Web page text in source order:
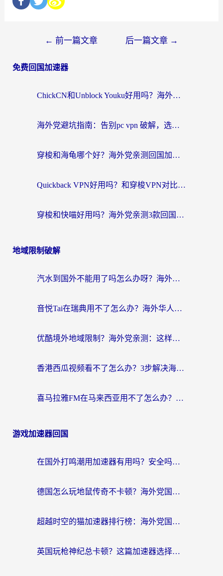
← 前一篇文章 后一篇文章 →
免费回国加速器
ChickCN和Unblock Youku好用吗？海外党亲测3款回国加速器，附iOS免费选择指南
海外党避坑指南：告别pc vpn 破解，选对回国加速器轻松访问国内资源
穿梭和海龟哪个好？海外党亲测回国加速器，附电脑免费VPN推荐
Quickback VPN好用吗？和穿梭VPN对比哪个回国效果更好？海外党必看的真实测评与选择指南
穿梭和快喵好用吗？海外党亲测3款回国加速器，附日本回国VPN避坑指南
地域限制破解
汽水到国外不能用了吗怎么办呀？海外党追剧看片的救星在这里！
音悦Tai在瑞典用不了怎么办？海外华人追剧听歌的实用指南
优酷境外地域限制？海外党亲测：这样看国内剧再也不卡（附3个实用场景解决）
香港西瓜视频看不了怎么办？3步解决海外追剧难题，附靠谱加速器推荐
喜马拉雅FM在马来西亚用不了怎么办？海外华人亲测有效的回国加速指南
游戏加速器回国
在国外打鸣潮用加速器有用吗？安全吗？海外玩家国服游戏加速全指南
德国怎么玩地鼠传奇不卡顿？海外党国服游戏加速全攻略（含战双EVE实用指南）
超越时空的猫加速器排行榜：海外党国服游戏不卡顿的终极选择指南
英国玩枪神纪总卡顿？这篇加速器选择指南帮你告别延迟（附实测推荐）